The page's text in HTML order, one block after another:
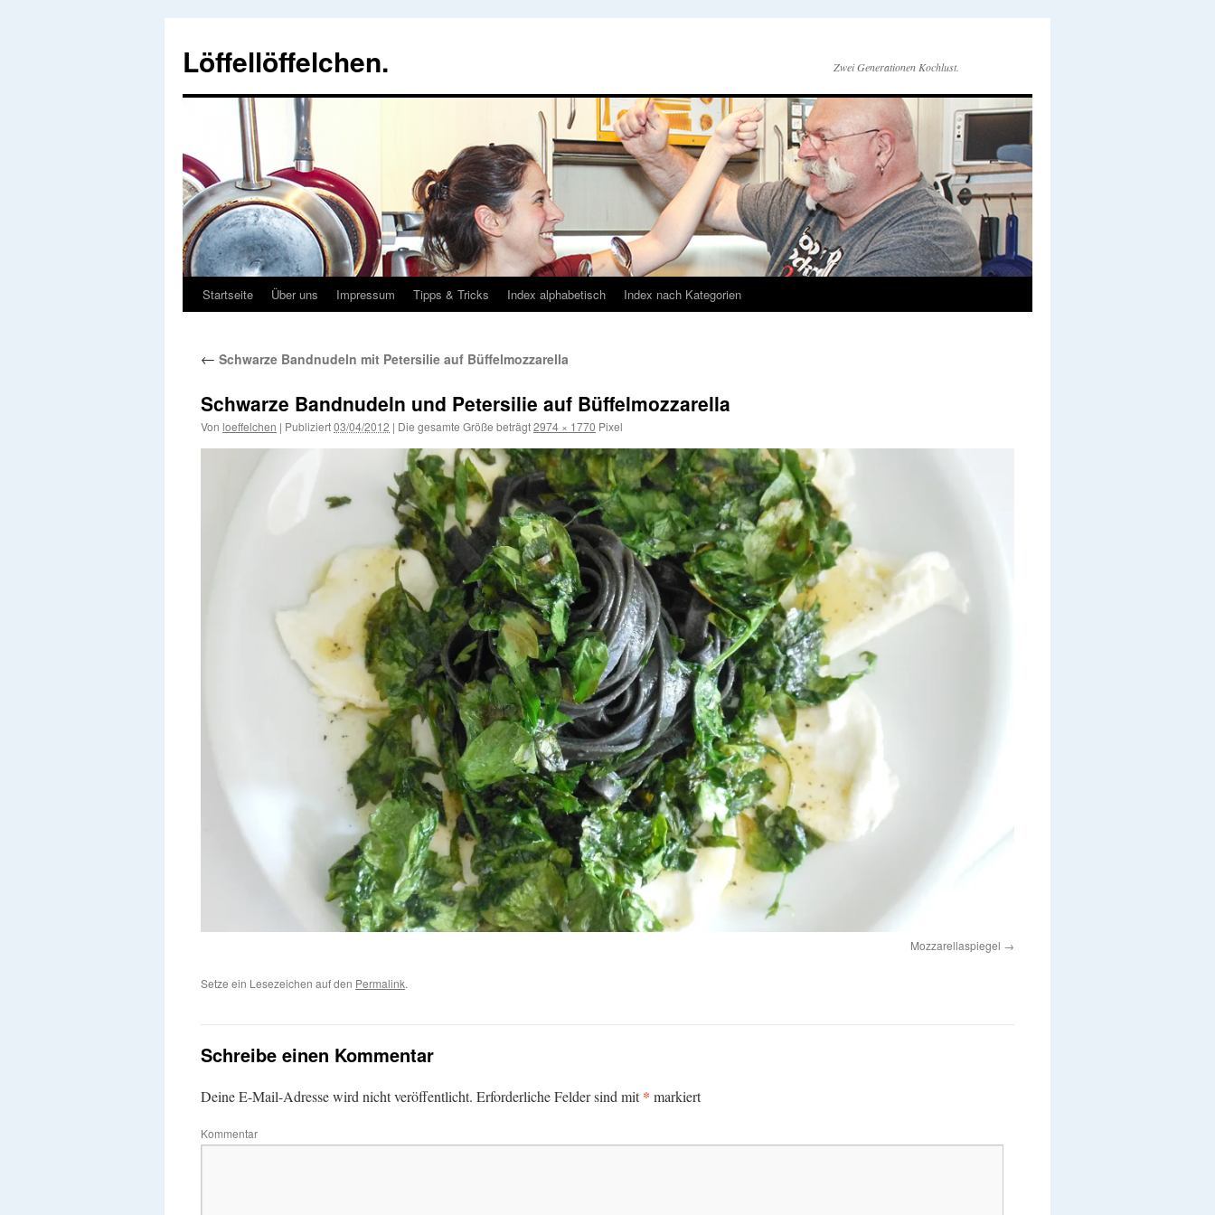
Löffellöffelchen. Zwei Generationen Kochlust.
Startseite Über uns Impressum Tipps & Tricks Index alphabetisch Index nach Kategorien
← Schwarze Bandnudeln mit Petersilie auf Büffelmozzarella
Schwarze Bandnudeln und Petersilie auf Büffelmozzarella
Von loeffelchen | Publiziert03/04/2012 | Die gesamte Größe beträgt2974 × 1770 Pixel
Mozzarellaspiegel
Setze ein Lesezeichen auf den Permalink.
Schreibe einen Kommentar
Deine E-Mail-Adresse wird nicht veröffentlicht. Erforderliche Felder sind mit* markiert
Kommentar